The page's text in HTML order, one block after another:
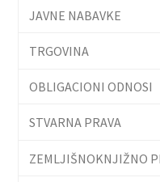
JAVNE NABAVKE
TRGOVINA
OBLIGACIONI ODNOSI
STVARNA PRAVA
ZEMLJIŠNOKNJIŽNO